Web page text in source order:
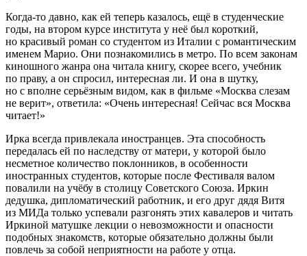
Когда-то давно, как ей теперь казалось, ещё в студенческие
годы, на втором курсе института у неё был короткий,
но красивый роман со студентом из Италии с романтическим
именем Марио. Они познакомились в метро. По всем законам
киношного жанра она читала книгу, скорее всего, учебник
по праву, а он спросил, интересная ли. И она в шутку,
но с вполне серьёзным видом, как в фильме «Москва слезам
не верит», ответила: «Очень интересная! Сейчас вся Москва
читает!»
Ирка всегда привлекала иностранцев. Эта способность
передалась ей по наследству от матери, у которой было
несметное количество поклонников, в особенности
иностранных студентов, которые после Фестиваля валом
повалили на учёбу в столицу Советского Союза. Иркин
дедушка, дипломатический работник, и его друг дядя Витя
из МИДа только успевали разгонять этих кавалеров и читать
Иркиной матушке лекции о невозможности и опасности
подобных знакомств, которые обязательно должны были
повлечь за собой неприятности на работе у отца.